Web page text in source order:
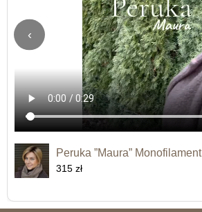
‹
Peruka ”Maura” Monofilament
315 zł